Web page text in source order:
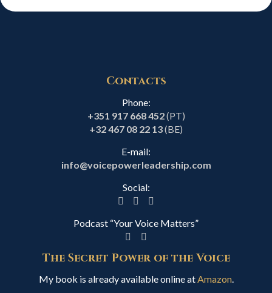
Contacts
Phone:
+351 917 668 452(PT)
+32 467 08 22 13(BE)
E-mail:
info@voicepowerleadership.com
Social:
Podcast “Your Voice Matters”
The Secret Power of the Voice
My book is already available online atAmazon.